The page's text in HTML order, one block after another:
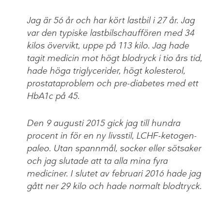
Jag är 56 år och har kört lastbil i 27 år. Jag
var den typiske lastbilschauffören med 34
kilos övervikt, uppe på 113 kilo. Jag hade
tagit medicin mot högt blodryck i tio års tid,
hade höga triglycerider, högt kolesterol,
prostataproblem och pre-diabetes med ett
HbA1c på 45.
Den 9 augusti 2015 gick jag till hundra
procent in för en ny livsstil, LCHF-ketogen-
paleo. Utan spannmål, socker eller sötsaker
och jag slutade att ta alla mina fyra
mediciner. I slutet av februari 2016 hade jag
gått ner 29 kilo och hade normalt blodtryck.